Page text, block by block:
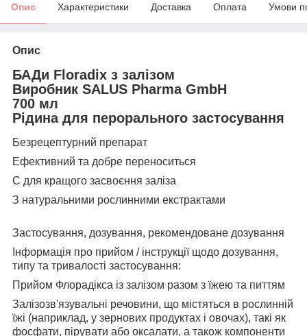
Опис Характеристики Доставка Оплата Умови
Опис
БАДи Floradix з залізом
Виробник SALUS Pharma GmbH
700 мл
Рідина для перорального застосування
Безрецептурний препарат
Ефективний та добре переноситься
С для кращого засвоєння заліза
З натуральними рослинними екстрактами
Застосування, дозування, рекомендоване дозування
Інформація про прийом / інструкції щодо дозування,
типу та тривалості застосування:
Прийом Флорадікса із залізом разом з їжею та питтям
Залізозв'язувальні речовини, що містяться в рослинній
їжі (наприклад, у зернових продуктах і овочах), такі як
фосфати, пірувати або оксалати, а також компоненти